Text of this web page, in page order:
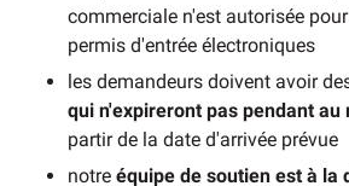
commerciale n'est autorisée
permis d'entrée électroniques
les demandeurs doivent avoir
qui n'expireront pas pendant au
partir de la date d'arrivée prévue
notre équipe de soutien est à la